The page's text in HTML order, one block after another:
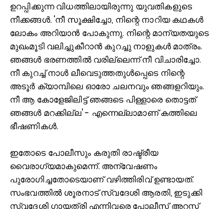
ഉറപ്പിക്കുന്ന വിധത്തിലായിരുന്നു യുവതികളുടെ
നീക്കങ്ങള്‍. 'നീ സൂക്ഷിച്ചോ, നിന്റെ നാറിയ കഥകള്‍
ലോകം അറിയാന്‍ പോകുന്നു. നിന്റെ മാന്യതയുടെ
മുഖംമൂടി വലിച്ചുകീറാന്‍ കുറച്ചു നാളുകള്‍ മാത്രം.
ഞങ്ങള്‍ ഭരണത്തില്‍ വരില്ലെന്ന് നീ വിചാരിച്ചോ.
നീ കുറച്ച്‌ നാള്‍ ലീവെടുത്തതുള്‍പ്പെടെ നിന്റെ
അടൂര്‍ ക്യാമ്പിലെ ഓരോ ചലനവും ഞങ്ങളറിയും.
നീ ആ കോളേജിലിട്ട് ഞങ്ങടെ പിള്ളാരെ തൊട്ടത്
ഞങ്ങള്‍ മറക്കില്ല' - എന്നെല്ലാമാണ് കത്തിലെ
ഭീഷണികള്‍.
ഇതോടെ പോലീസും കരുതി രാഷ്ട്രീയ
വൈരാഗ്യമാകുമെന്ന്. അന്വേഷണം
പുരോഗിച്ചതോടെയാണ് വഴിത്തിരിവ് ഉണ്ടായത്.
സംഭവത്തില്‍ ശൂരനാട് സ്വദേശി ആരതി, ഇടുക്കി
സ്വദേശി ഗായത്രി എന്നിവരെ പോലീസ് അറസ്റ്റ്